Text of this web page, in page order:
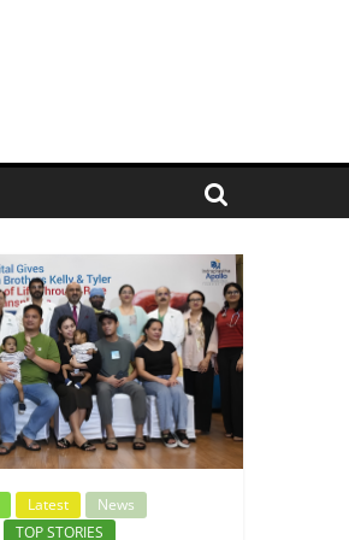
Latest
News
TOP STORIES